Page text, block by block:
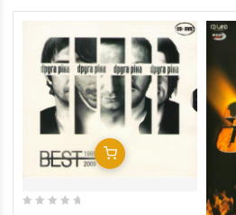
Добавить В Корзину